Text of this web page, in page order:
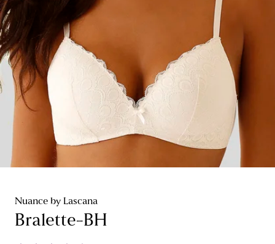
Nuance by Lascana
Bralette-BH